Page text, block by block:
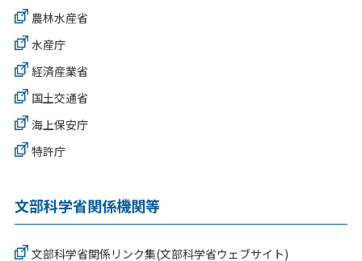
農林水産省
水産庁
経済産業省
国土交通省
海上保安庁
特許庁
文部科学省関係機関等
文部科学省関係リンク集(文部科学省ウェブサイト)